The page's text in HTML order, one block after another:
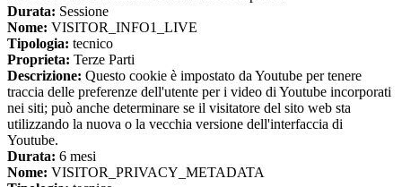
Durata: Sessione
Nome: VISITOR_INFO1_LIVE
Tipologia: tecnico
Proprieta: Terze Parti
Descrizione: Questo cookie è impostato da Youtube per tenere
traccia delle preferenze dell'utente per i video di Youtube incorporati
nei siti; può anche determinare se il visitatore del sito web sta
utilizzando la nuova o la vecchia versione dell'interfaccia di
Youtube.
Durata: 6 mesi
Nome: VISITOR_PRIVACY_METADATA